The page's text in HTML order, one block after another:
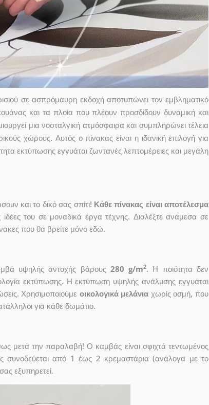
σε ασπρόμαυρη εκδοχή αποτυπώνει τον εμβληματικό
και τα πλοία που πλέουν προσδίδουν δυναμική και
μια νοσταλγική ατμόσφαιρα και συμπληρώνει τέλεια
χώρους. Αυτός ο πίνακας είναι η ιδανική επιλογή για
εκτύπωσης εγγυάται ζωντανές λεπτομέρειες και μεγάλη
και το δικό σας σπίτι! Κάθε πίνακας είναι αποτέλεσμα
ιδέες του σε μοναδικά έργα τέχνης. Διαλέξτε ανάμεσα σε
που θα βρείτε μόνο εδώ.
υψηλής αντοχής βάρους 280 g/m2. Η ποιότητα δεν
εκτύπωσης. Η εκτύπωση υψηλής ανάλυσης εγγυάται
Χρησιμοποιούμε οικολογικά μελάνια χωρίς οσμή, που
για κάθε δωμάτιο.
μετά την παραλαβή! Ο καμβάς είναι σφιχτά τεντωμένος
συνοδεύεται από 1 έως 2 κρεμαστάρια (ανάλογα με το
εξυπηρετεί.